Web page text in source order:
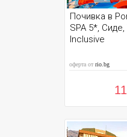
Почивка в
SPA 5*,
Inclusive
оферта отrio.bg